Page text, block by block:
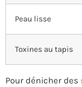
Peau lisse
Toxines au tapis
Pour dénicher